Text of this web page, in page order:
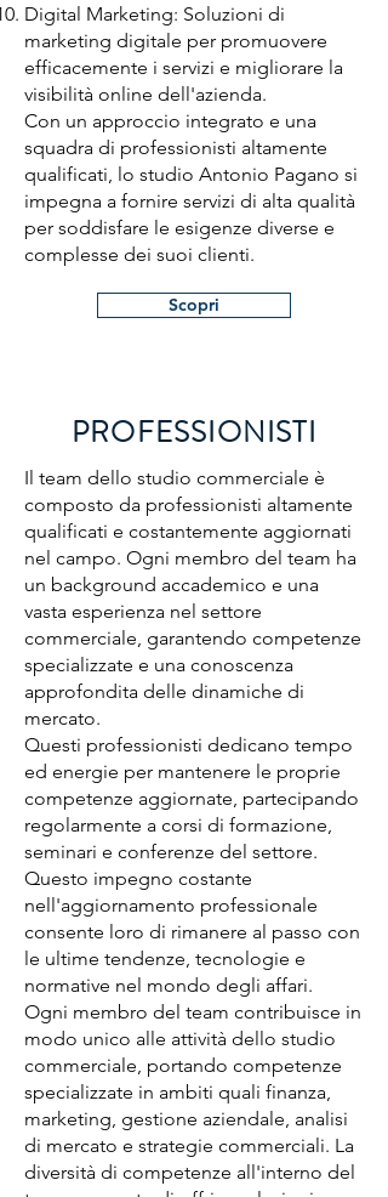
Digital Marketing: Soluzioni di
marketing digitale per promuovere
efficacemente i servizi e migliorare la
visibilità online dell'azienda.
Con un approccio integrato e una
squadra di professionisti altamente
qualificati, lo studio Antonio Pagano si
impegna a fornire servizi di alta qualità
per soddisfare le esigenze diverse e
complesse dei suoi clienti.
Scopri
PROFESSIONISTI
Il team dello studio commerciale è
composto da professionisti altamente
qualificati e costantemente aggiornati
nel campo. Ogni membro del team ha
un background accademico e una
vasta esperienza nel settore
commerciale, garantendo competenze
specializzate e una conoscenza
approfondita delle dinamiche di
mercato.
Questi professionisti dedicano tempo
ed energie per mantenere le proprie
competenze aggiornate, partecipando
regolarmente a corsi di formazione,
seminari e conferenze del settore.
Questo impegno costante
nell'aggiornamento professionale
consente loro di rimanere al passo con
le ultime tendenze, tecnologie e
normative nel mondo degli affari.
Ogni membro del team contribuisce in
modo unico alle attività dello studio
commerciale, portando competenze
specializzate in ambiti quali finanza,
marketing, gestione aziendale, analisi
di mercato e strategie commerciali. La
diversità di competenze all'interno del